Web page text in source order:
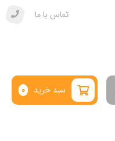
تماس با ما
سبد خرید 0